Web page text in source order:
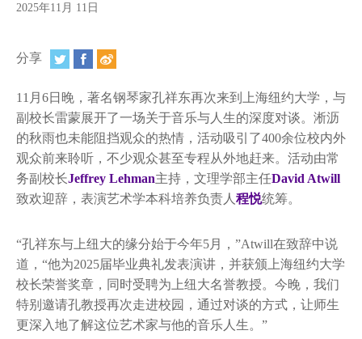
新闻简报
上海纽约大学汇刊
活动纵览
学生说
校园内外
联系方式
支持我们
2025年11月 11日
分享
11月6日晚，著名钢琴家孔祥东再次来到上海纽约大学，与
副校长雷蒙展开了一场关于音乐与人生的深度对谈。淅沥
的秋雨也未能阻挡观众的热情，活动吸引了400余位校内外
观众前来聆听，不少观众甚至专程从外地赶来。活动由常
务副校长Jeffrey Lehman主持，文理学部主任David Atwill
致欢迎辞，表演艺术学本科培养负责人程悦统筹。
“孔祥东与上纽大的缘分始于今年5月，”Atwill在致辞中说
道，“他为2025届毕业典礼发表演讲，并获颁上海纽约大学
校长荣誉奖章，同时受聘为上纽大名誉教授。今晚，我们
特别邀请孔教授再次走进校园，通过对谈的方式，让师生
更深入地了解这位艺术家与他的音乐人生。”